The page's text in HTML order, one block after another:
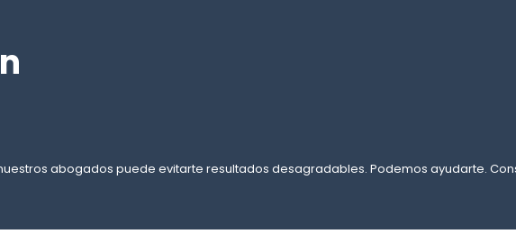
abogados puede evitarte resultados desagradables. Podemos ayudarte.